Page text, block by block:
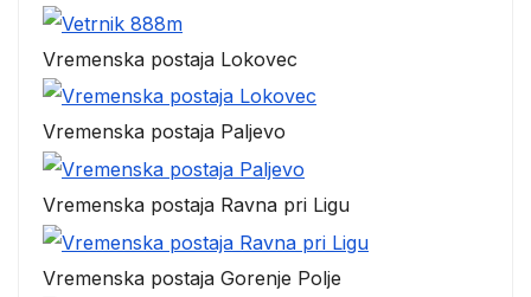
Vremenska postaja Lokovec
Vremenska postaja Paljevo
Vremenska postaja Ravna pri Ligu
Vremenska postaja Gorenje Polje